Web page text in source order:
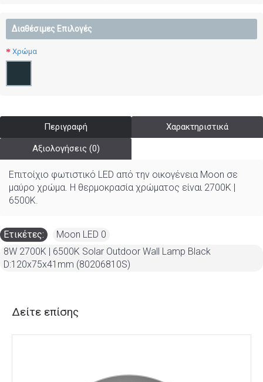
Διαθέσιμες Επιλογές
Χρώμα
Περιγραφή Χαρακτηριστικά
Αξιολογήσεις (0)
Επιτοίχιο φωτιστικό LED από την οικογένεια Moon σε
μαύρο χρώμα. Η θερμοκρασία χρώματος είναι 2700K |
6500K.
Ετικέτες: Moon LED 0
8W 2700K | 6500K Solar Outdoor Wall Lamp Black
D:120x75x41mm (80206810S)
Δείτε επίσης